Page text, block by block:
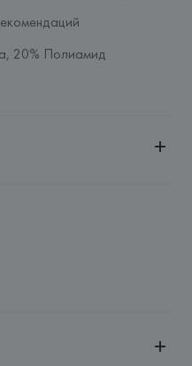
20% Полиамид
49, индекс 80469, г.